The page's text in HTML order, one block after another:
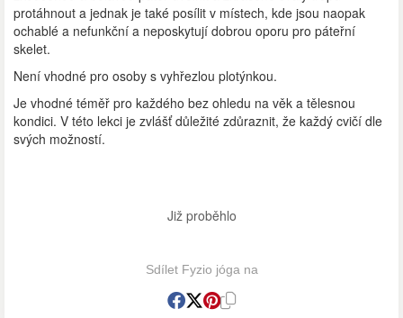
protáhnout a jednak je také posílit v místech, kde jsou naopak
ochablé a nefunkční a neposkytují dobrou oporu pro páteřní
skelet.
Není vhodné pro osoby s vyhřezlou plotýnkou.
Je vhodné téměř pro každého bez ohledu na věk a tělesnou
kondici. V této lekci je zvlášť důležité zdůraznit, že každý cvičí dle
svých možností.
Již proběhlo
Sdílet Fyzio jóga na